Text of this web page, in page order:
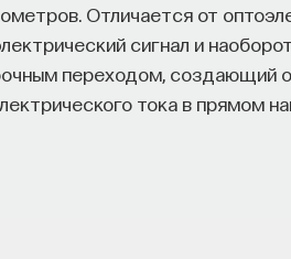
Отличается от
сигнал и
переходом, создающий
тока в прямом